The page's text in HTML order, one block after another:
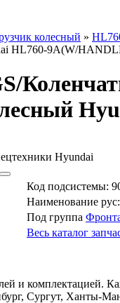
колесный »
HL760-9A(W/
Hyundai
Код подсистемы:
Наименование
Под группа
Весь каталог
и комплектацией.
Сургут,